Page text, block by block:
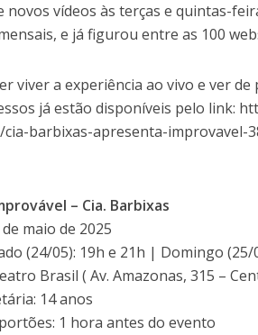
novos vídeos às terças e quintas-
e já figurou entre as 100
viver a experiência ao vivo e ver
já estão disponíveis pelo link:
barbixas-apresenta-improvavel-
– Cia. Barbixas
maio de 2025
(24/05): 19h e 21h | Domingo (25/
Brasil ( Av. Amazonas, 315 –
14 anos
1 hora antes do evento